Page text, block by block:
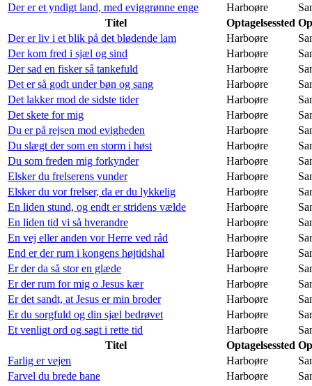
Der er et yndigt land, med eviggrønne enge
Harboøre
Titel
Optagelsessted
Der er liv i et blik på det blødende lam
Harboøre
Der kom fred i sjæl og sind
Harboøre
Der sad en fisker så tankefuld
Harboøre
Det er så godt under bøn og sang
Harboøre
Det lakker mod de sidste tider
Harboøre
Det skete for mig
Harboøre
Du er på rejsen mod evigheden
Harboøre
Du slægt der som en storm i høst
Harboøre
Du som freden mig forkynder
Harboøre
Elsker du frelserens vunder
Harboøre
Elsker du vor frelser, da er du lykkelig
Harboøre
En liden stund, og endt er stridens vælde
Harboøre
En liden tid vi så hverandre
Harboøre
En vej eller anden vor Herre ved råd
Harboøre
End er der rum i kongens højtidshal
Harboøre
Er der da så stor en glæde
Harboøre
Er der rum for mig o Jesus kær
Harboøre
Er det sandt, at Jesus er min broder
Harboøre
Er du sorgfuld og din sjæl bedrøvet
Harboøre
Et venligt ord og sagt i rette tid
Harboøre
Titel
Optagelsessted
Farlig er vejen
Harboøre
Farvel du brede bane
Harboøre